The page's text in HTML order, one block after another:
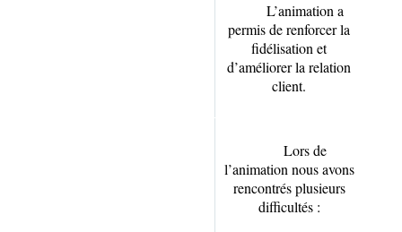
L’animation a
permis de renforcer la
fidélisation et
d’améliorer la relation
client.
Lors de
l’animation nous avons
rencontrés plusieurs
difficultés :